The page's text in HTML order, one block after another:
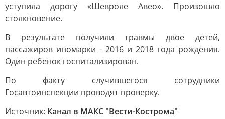
уступила дорогу «Шевроле Авео». Произошло
столкновение.
В результате получили травмы двое детей,
пассажиров иномарки - 2016 и 2018 года рождения.
Один ребенок госпитализирован.
По факту случившегося сотрудники
Госавтоинспекции проводят проверку.
Источник: Канал в МАКС "Вести-Кострома"